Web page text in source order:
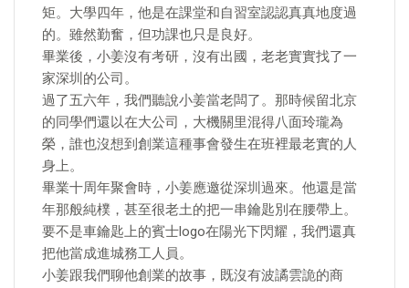
矩。大學四年，他是在課堂和自習室認認真真地度過
的。雖然勤奮，但功課也只是良好。
畢業後，小姜沒有考研，沒有出國，老老實實找了一
家深圳的公司。
過了五六年，我們聽說小姜當老闆了。那時候留北京
的同學們還以在大公司，大機關里混得八面玲瓏為
榮，誰也沒想到創業這種事會發生在班裡最老實的人
身上。
畢業十周年聚會時，小姜應邀從深圳過來。他還是當
年那般純樸，甚至很老土的把一串鑰匙別在腰帶上。
要不是車鑰匙上的賓士logo在陽光下閃耀，我們還真
把他當成進城務工人員。
小姜跟我們聊他創業的故事，既沒有波譎雲詭的商